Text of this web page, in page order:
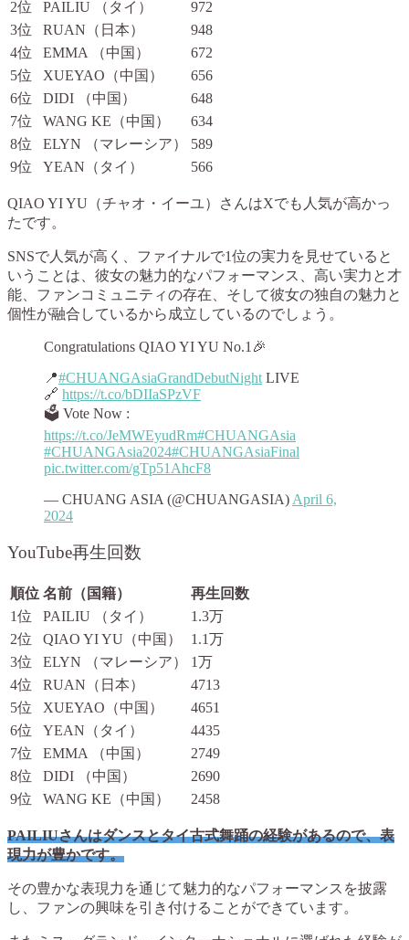
2位
PAILIU （タイ）
972
3位
RUAN（日本）
948
4位
EMMA （中国）
672
5位
XUEYAO（中国）
656
6位
DIDI （中国）
648
7位
WANG KE（中国）
634
8位
ELYN （マレーシア）
589
9位
YEAN（タイ） 566
QIAO YI YU（チャオ・イーユ）さんはXでも人気が高かっ
たです。
SNSで人気が高く、ファイナルで1位の実力を見せていると
いうことは、彼女の魅力的なパフォーマンス、高い実力と才
能、ファンコミュニティの存在、そして彼女の独自の魅力と
個性が融合しているから成立しているのでしょう。
Congratulations QIAO YI YU No.1🎉
📍#CHUANGAsiaGrandDebutNight LIVE
🔗 https://t.co/bDIIaSPzVF
🗳️ Vote Now :
https://t.co/JeMWEyudRm#CHUANGAsia
#CHUANGAsia2024#CHUANGAsiaFinal
pic.twitter.com/gTp51AhcF8
— CHUANG ASIA (@CHUANGASIA) April 6,
2024
YouTube再生回数
順位 名前（国籍）
再生回数
1位
PAILIU （タイ）
1.3万
2位
QIAO YI YU（中国）
1.1万
3位
ELYN （マレーシア）
1万
4位
RUAN（日本）
4713
5位
XUEYAO（中国）
4651
6位
YEAN（タイ）
4435
7位
EMMA （中国）
2749
8位
DIDI （中国）
2690
9位
WANG KE（中国） 2458
PAILIUさんはダンスとタイ古式舞踊の経験があるので、表
現力が豊かです。
その豊かな表現力を通じて魅力的なパフォーマンスを披露
し、ファンの興味を引き付けることができています。